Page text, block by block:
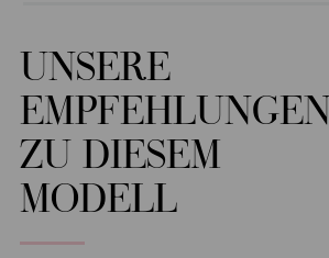
UNSERE
EMPFEHLUNGEN
ZU DIESEM
MODELL